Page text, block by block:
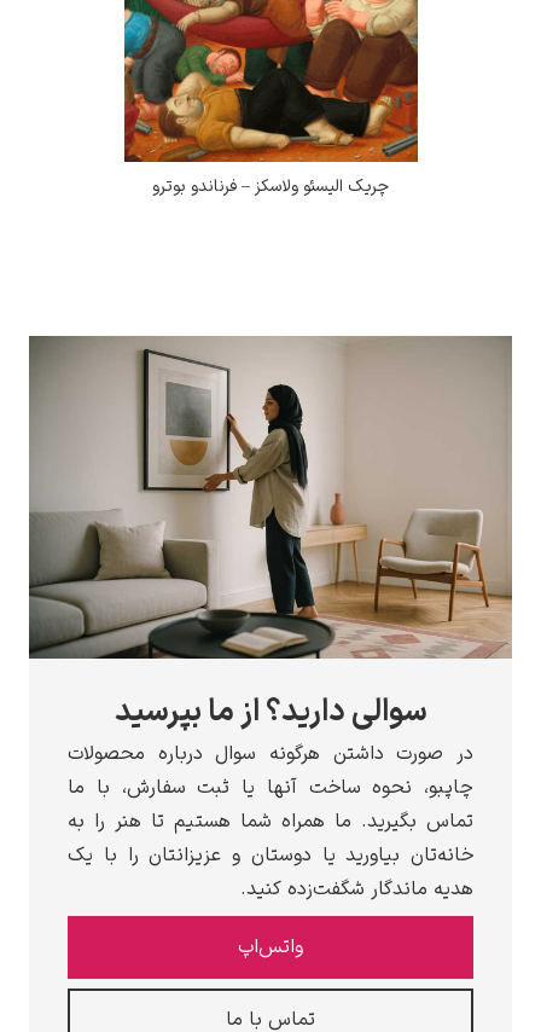
چریک الیسئو ولاسکز – فرناندو بوترو
سوالی دارید؟ از ما بپرسید
داشتن هرگونه سوال درباره محصولات
نحوه ساخت آنها یا ثبت سفارش، با ما
بگیرید. ما همراه شما هستیم تا هنر را به
بیاورید یا دوستان و عزیزانتان را با یک
ماندگار شگفت‌زده کنید.